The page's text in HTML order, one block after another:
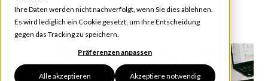
Ihre Daten werden nicht nachverfolgt, wenn Sie dies ablehnen.
Es wird lediglich ein Cookie gesetzt, um Ihre Entscheidung
gegen das Tracking zu speichern.
Präferenzen anpassen
Alle akzeptieren Akzeptiere notwendig